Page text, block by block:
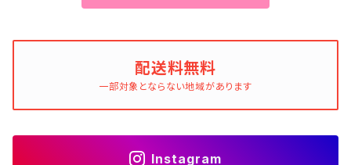
配送料無料
一部対象とならない地域があります
Instagram